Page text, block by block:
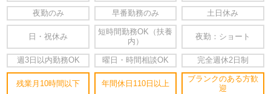
夜勤のみ 早番勤務のみ 土日休み
日・祝休み
短時間勤務OK（扶養
内）
夜勤：ショート
週3日以内勤務OK 曜日・時間相談OK 完全週休2日制
残業月10時間以下 年間休日110日以上
ブランクのある方歓
迎